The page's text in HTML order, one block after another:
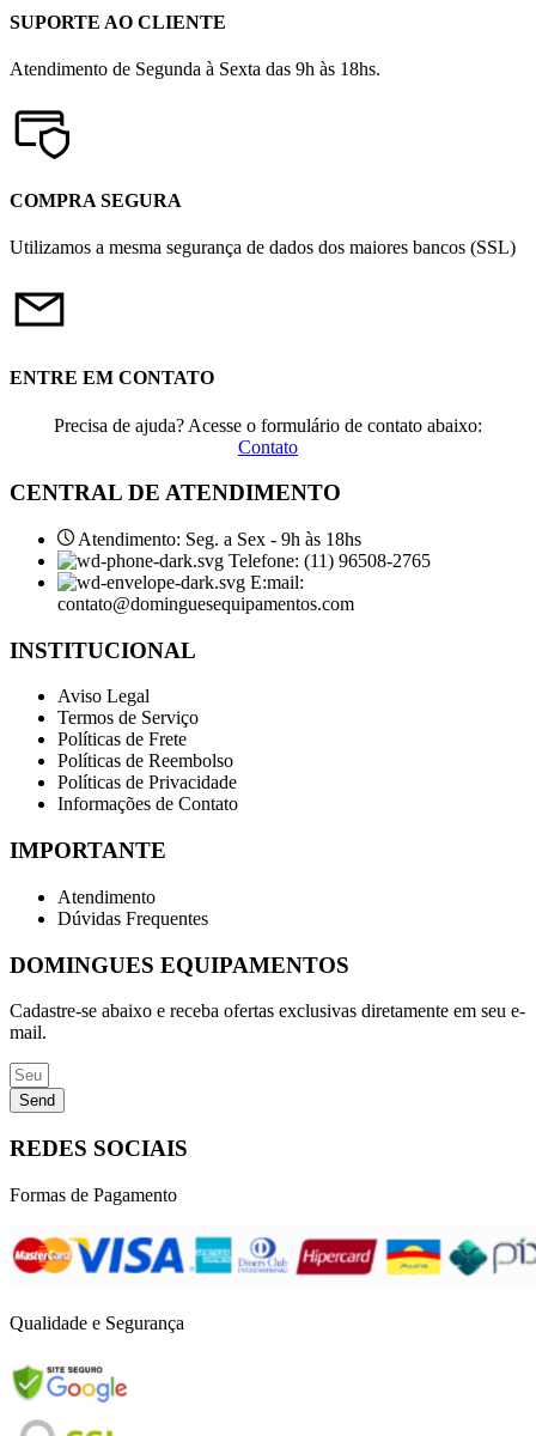
SUPORTE AO CLIENTE
Atendimento de Segunda à Sexta das 9h às 18hs.
COMPRA SEGURA
Utilizamos a mesma segurança de dados dos maiores bancos (SSL)
ENTRE EM CONTATO
Precisa de ajuda? Acesse o formulário de contato abaixo:
Contato
CENTRAL DE ATENDIMENTO
Atendimento: Seg. a Sex - 9h às 18hs
Telefone: (11) 96508-2765
E:mail:
contato@dominguesequipamentos.com
INSTITUCIONAL
Aviso Legal
Termos de Serviço
Políticas de Frete
Políticas de Reembolso
Políticas de Privacidade
Informações de Contato
IMPORTANTE
Atendimento
Dúvidas Frequentes
DOMINGUES EQUIPAMENTOS
Cadastre-se abaixo e receba ofertas exclusivas diretamente em seu e-
mail.
Send
REDES SOCIAIS
Formas de Pagamento
Qualidade e Segurança